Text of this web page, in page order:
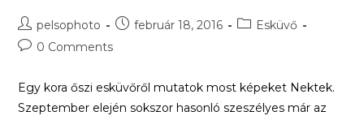
pelsophoto február 18, 2016
Esküvő
0 Comments
Egy kora őszi esküvőről mutatok most képeket Nektek.
Szeptember elején sokszor hasonló szeszélyes már az